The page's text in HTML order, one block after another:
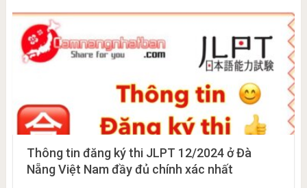
Thông tin đăng ký thi JLPT 12/2024 ở Đà
Nẵng Việt Nam đầy đủ chính xác nhất